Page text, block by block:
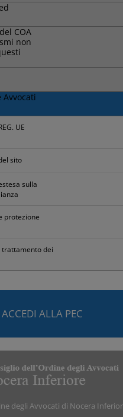
COA
non
Avvocati
UE
sito
sulla
protezione
trattamento dei
ACCEDI ALLA PEC
degli Avvocati di Nocera